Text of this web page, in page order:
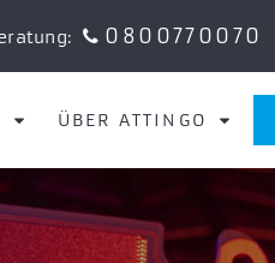
0800770070
ÜBER ATTINGO